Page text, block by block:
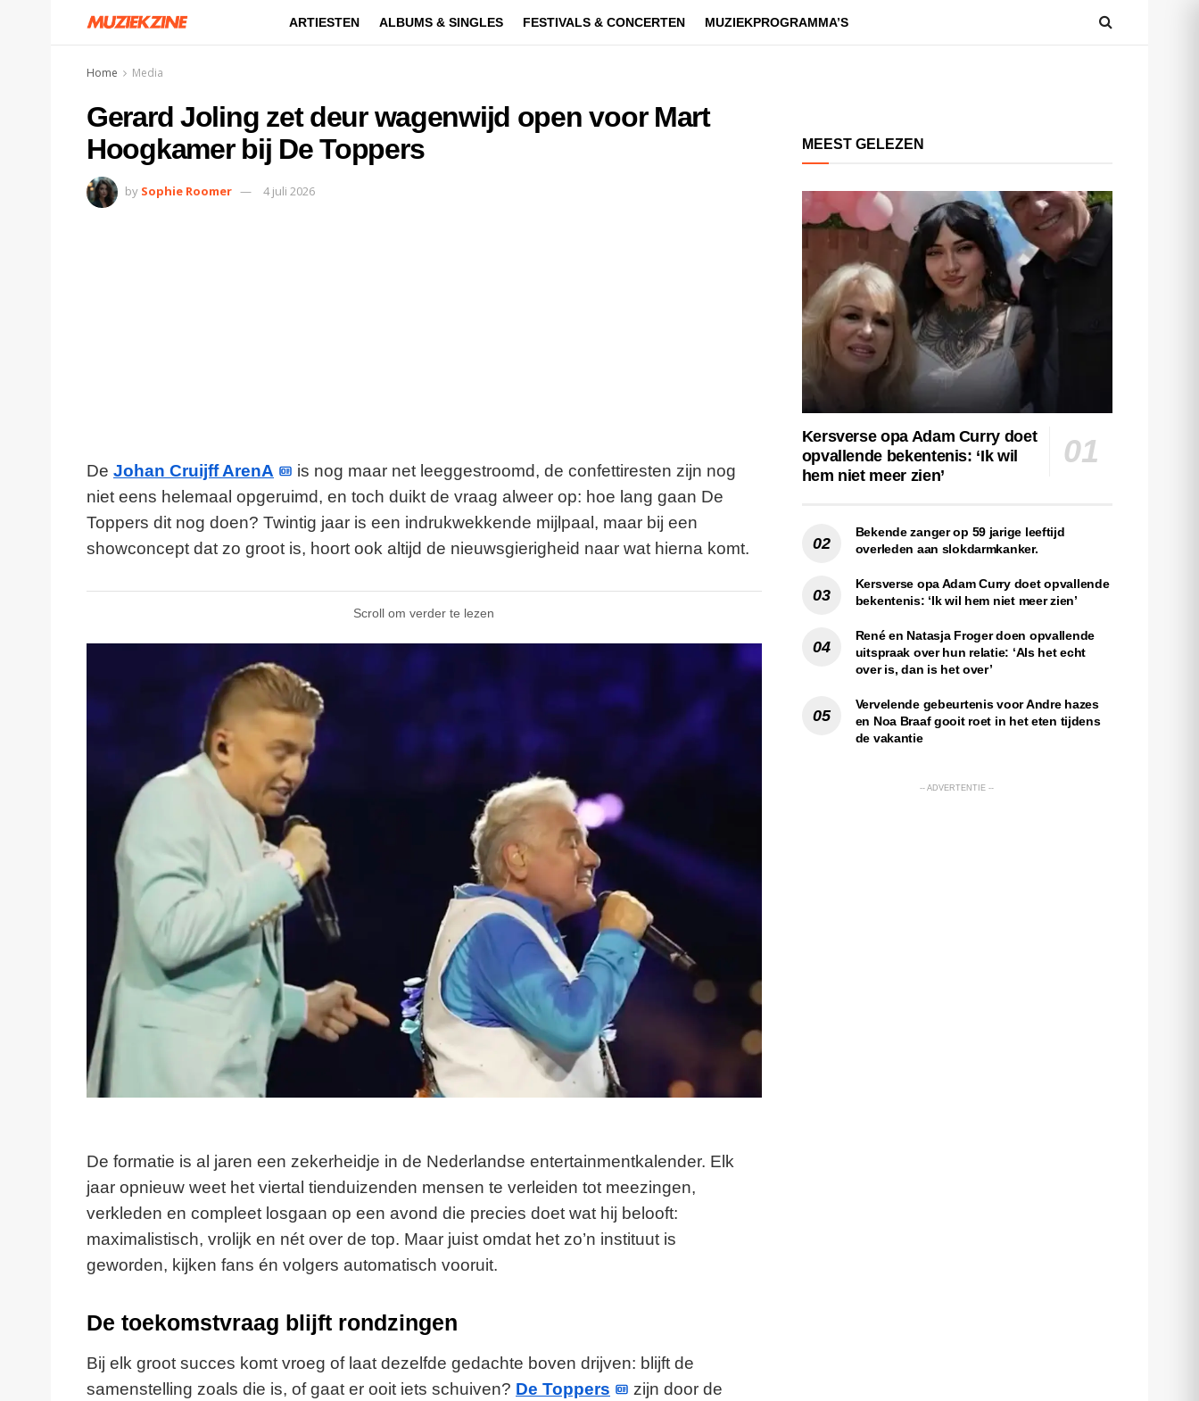
ARTIESTEN ALBUMS & SINGLES FESTIVALS & CONCERTEN MUZIEKPROGRAMMA’S
Home Media
Gerard Joling zet deur wagenwijd open voor Mart
Hoogkamer bij De Toppers
by Sophie Roomer 4 juli 2026
De Johan Cruijff ArenA
is nog maar net leeggestroomd, de confettiresten zijn nog
niet eens helemaal opgeruimd, en toch duikt de vraag alweer op: hoe lang gaan De
Toppers dit nog doen? Twintig jaar is een indrukwekkende mijlpaal, maar bij een
showconcept dat zo groot is, hoort ook altijd de nieuwsgierigheid naar wat hierna komt.
Scroll om verder te lezen
De formatie is al jaren een zekerheidje in de Nederlandse entertainmentkalender. Elk
jaar opnieuw weet het viertal tienduizenden mensen te verleiden tot meezingen,
verkleden en compleet losgaan op een avond die precies doet wat hij belooft:
maximalistisch, vrolijk en nét over de top. Maar juist omdat het zo’n instituut is
geworden, kijken fans én volgers automatisch vooruit.
De toekomstvraag blijft rondzingen
Bij elk groot succes komt vroeg of laat dezelfde gedachte boven drijven: blijft de
samenstelling zoals die is, of gaat er ooit iets schuiven? De Toppers
zijn door de
MEEST GELEZEN
Kersverse opa Adam Curry doet
opvallende bekentenis: ‘Ik wil
hem niet meer zien’
Bekende zanger op 59 jarige leeftijd
overleden aan slokdarmkanker.
Kersverse opa Adam Curry doet opvallende
bekentenis: ‘Ik wil hem niet meer zien’
René en Natasja Froger doen opvallende
uitspraak over hun relatie: ‘Als het echt
over is, dan is het over’
Vervelende gebeurtenis voor Andre hazes
en Noa Braaf gooit roet in het eten tijdens
de vakantie
-- ADVERTENTIE --